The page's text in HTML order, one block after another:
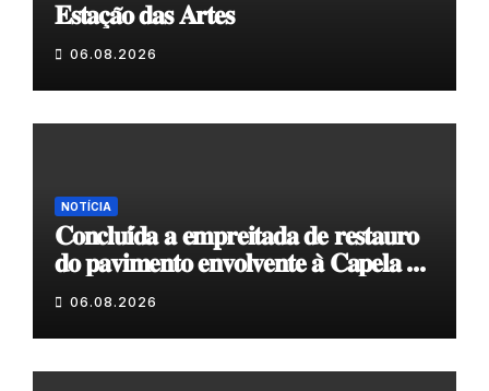
𝐄𝐬𝐭𝐚𝐜̧𝐚̃𝐨 𝐝𝐚𝐬 𝐀𝐫𝐭𝐞𝐬
06.08.2026
NOTÍCIA
𝐂𝐨𝐧𝐜𝐥𝐮𝐢́𝐝𝐚 𝐚 𝐞𝐦𝐩𝐫𝐞𝐢𝐭𝐚𝐝𝐚 𝐝𝐞 𝐫𝐞𝐬𝐭𝐚𝐮𝐫𝐨
𝐝𝐨 𝐩𝐚𝐯𝐢𝐦𝐞𝐧𝐭𝐨 𝐞𝐧𝐯𝐨𝐥𝐯𝐞𝐧𝐭𝐞 𝐚̀ 𝐂𝐚𝐩𝐞𝐥𝐚 𝐝𝐞
𝐂𝐨𝐯𝐚𝐬
06.08.2026